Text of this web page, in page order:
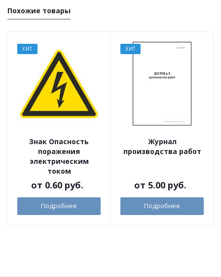
Похожие товары
ХИТ
Знак Опасность
поражения
электрическим
током
от 0.60 руб.
Подробнее
ХИТ
Журнал
производства работ
от 5.00 руб.
Подробнее